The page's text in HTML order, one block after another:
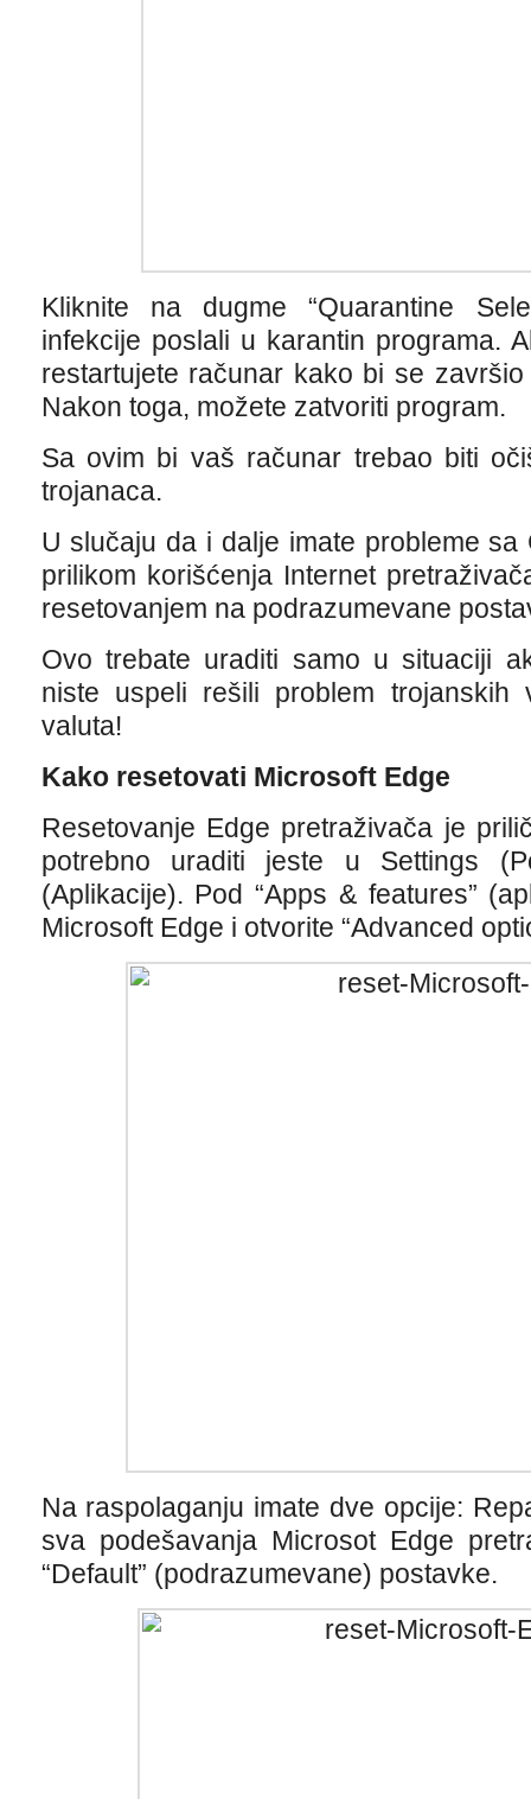
Kliknite na dugme “Quarantine
infekcije poslali u karantin programa.
restartujete računar kako bi se
Nakon toga, možete zatvoriti program.
Sa ovim bi vaš računar trebao biti
trojanaca.
U slučaju da i dalje imate probleme
prilikom korišćenja Internet
resetovanjem na podrazumevane
Ovo trebate uraditi samo u situaciji
niste uspeli rešili problem trojanskih
valuta!
Kako resetovati Microsoft Edge
Resetovanje Edge pretraživača je
potrebno uraditi jeste u Settings
(Aplikacije). Pod “Apps & features”
Microsoft Edge i otvorite “Advanced
Na raspolaganju imate dve opcije:
sva podešavanja Microsot Edge
“Default” (podrazumevane) postavke.